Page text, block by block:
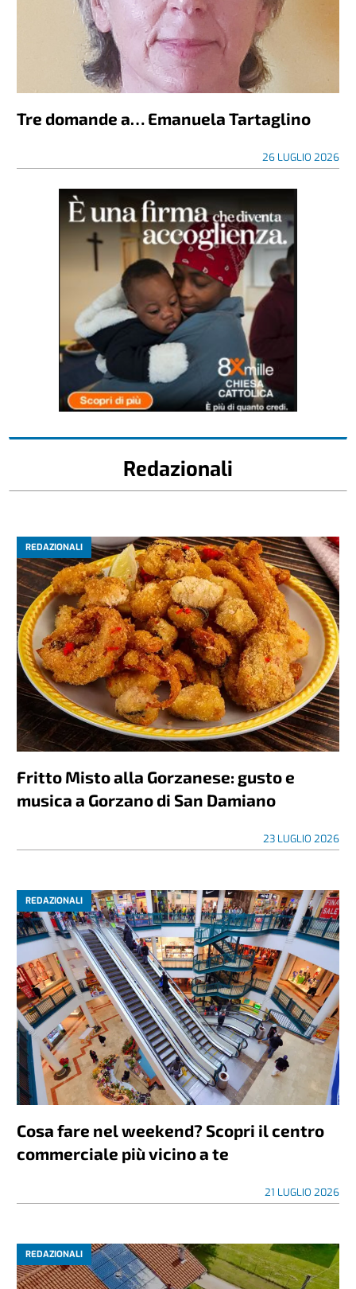
Tre domande a… Emanuela Tartaglino
26 LUGLIO 2026
Redazionali
REDAZIONALI
Fritto Misto alla Gorzanese: gusto e
musica a Gorzano di San Damiano
23 LUGLIO 2026
REDAZIONALI
Cosa fare nel weekend? Scopri il centro
commerciale più vicino a te
21 LUGLIO 2026
REDAZIONALI